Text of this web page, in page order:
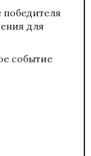
победителя
для
событие